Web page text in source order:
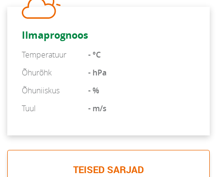
Ilmaprognoos
Temperatuur
- °C
Õhurõhk
- hPa
Õhuniiskus
- %
Tuul
- m/s
TEISED SARJAD